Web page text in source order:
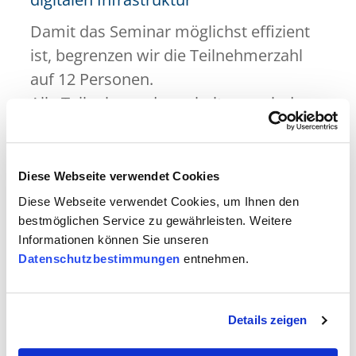
Diese Webseite verwendet Cookies
Diese Webseite verwendet Cookies, um Ihnen den
bestmöglichen Service zu gewährleisten. Weitere
Informationen können Sie unseren
Datenschutzbestimmungen entnehmen.
Details zeigen
Damit das Seminar möglichst effizient
ist, begrenzen wir die Teilnehmerzahl
auf 12 Personen.
Alle Teilnehmenden erhalten nach dem
Inhalt
Ziele